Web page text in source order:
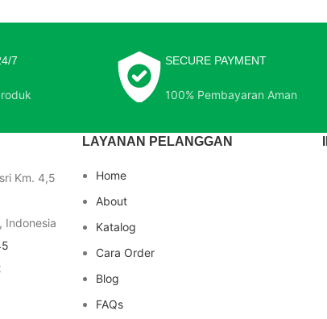
7 SECURE PAYMENT
100% Pembayaran Aman
Km. 4,5
Indonesia
LAYANAN PELANGGAN
Home
About
Katalog
Cara Order
Blog
FAQs